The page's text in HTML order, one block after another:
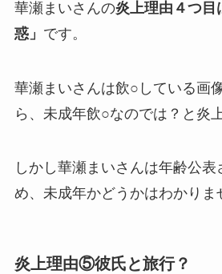
華瀬まいさんの炎上理由４つ目
惑」 です。
華瀬まいさんは飲○している画
ら、未成年飲○なのでは？と炎
しかし華瀬まいさんは年齢公表
め、未成年かどうかはわかりま
炎上理由⑤彼氏と旅行？